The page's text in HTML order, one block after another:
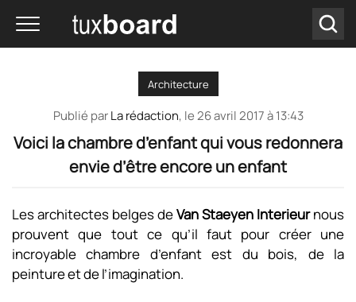
Architecture
Publié parLa rédaction, le26 avril 2017 à 13:43
Voici la chambre d’enfant qui vous redonnera
envie d’être encore un enfant
Les architectes belges deVan Staeyen Interieurnous
prouvent que tout ce qu’il faut pour créer une
incroyable chambre d’enfant est du bois, de la
peinture et de l’imagination.